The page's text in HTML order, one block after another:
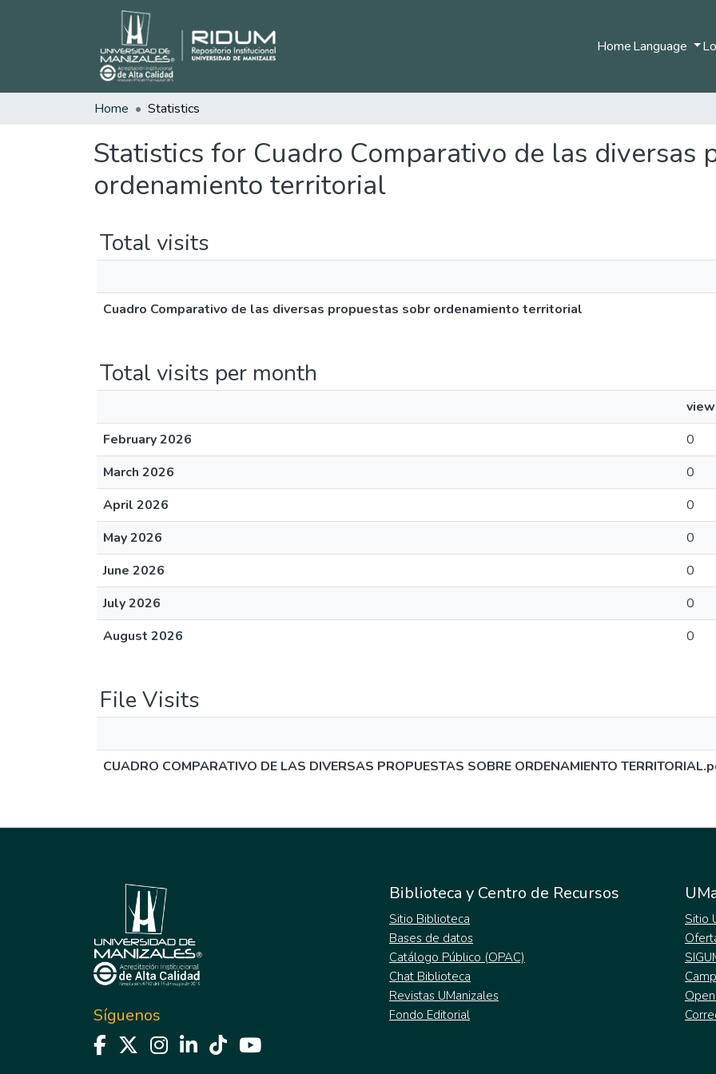
HomeLanguage
Home Statistics
Statistics for Cuadro Comparativo de las diversas
ordenamiento territorial
Total visits
Cuadro Comparativo de las diversas propuestas sobr ordenamiento territorial
Total visits per month
February 2026
0
March 2026
0
April 2026
0
May 2026
0
June 2026
0
July 2026
0
August 2026
0
File Visits
CUADRO COMPARATIVO DE LAS DIVERSAS PROPUESTAS SOBRE ORDENAMIENTO
Síguenos
Biblioteca y Centro de Recursos
Sitio Biblioteca
Bases de datos
Catálogo Público (OPAC)
Chat Biblioteca
Revistas UManizales
Fondo Editorial
Sitio